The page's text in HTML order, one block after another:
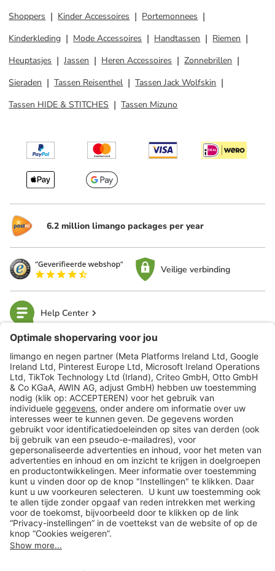
Shoppers
Kinder Accessoires
Portemonnees
Kinderkleding
Mode Accessoires Handtassen
Riemen
Heuptasjes
Jassen Heren Accessoires
Zonnebrillen
Sieraden
Tassen Reisenthel
Tassen Jack Wolfskin
Tassen HIDE & STITCHES
Tassen Mizuno
6.2 million limango packages per year
Veilige verbinding
Help Center
limango
Veilig winkelen
Klantenservice
Shop
Acties